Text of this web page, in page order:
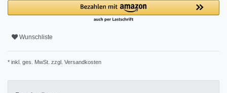
Wunschliste
* inkl. ges. MwSt. zzgl. Versandkosten